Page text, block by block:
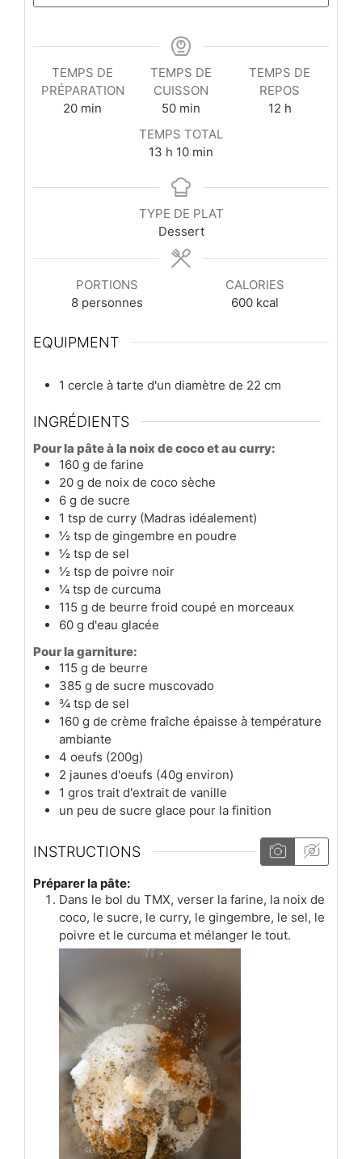
TEMPS DE
PRÉPARATION
20minutes
min
TEMPS DE
CUISSON
50minutes
min
TEMPS DE
REPOS
12heures
h
TEMPS TOTAL
13 heures
h 10minutes
min
TYPE DE PLAT
Dessert
PORTIONS
8 personnes
CALORIES
600 kcal
EQUIPMENT
1 cercle à tarte d'un diamètre de 22 cm
INGRÉDIENTS
Pour la pâte à la noix de coco et au curry:
160 g de farine
20 g de noix de coco sèche
6 g de sucre
1 tsp de curry (Madras idéalement)
½ tsp de gingembre en poudre
½ tsp de sel
½ tsp de poivre noir
¼ tsp de curcuma
115 g de beurre froid coupé en morceaux
60 g d'eau glacée
Pour la garniture:
115 g de beurre
385 g de sucre muscovado
¾ tsp de sel
160 g de crème fraîche épaisse à température
ambiante
4 oeufs (200g)
2 jaunes d'oeufs (40g environ)
1 gros trait d'extrait de vanille
un peu de sucre glace pour la finition
INSTRUCTIONS
Préparer la pâte:
Dans le bol du TMX, verser la farine, la noix de
coco, le sucre, le curry, le gingembre, le sel, le
poivre et le curcuma et mélanger le tout.